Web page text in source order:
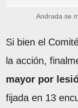
Andrada se
Si bien el
la acción,
mayor por
fijada en 13